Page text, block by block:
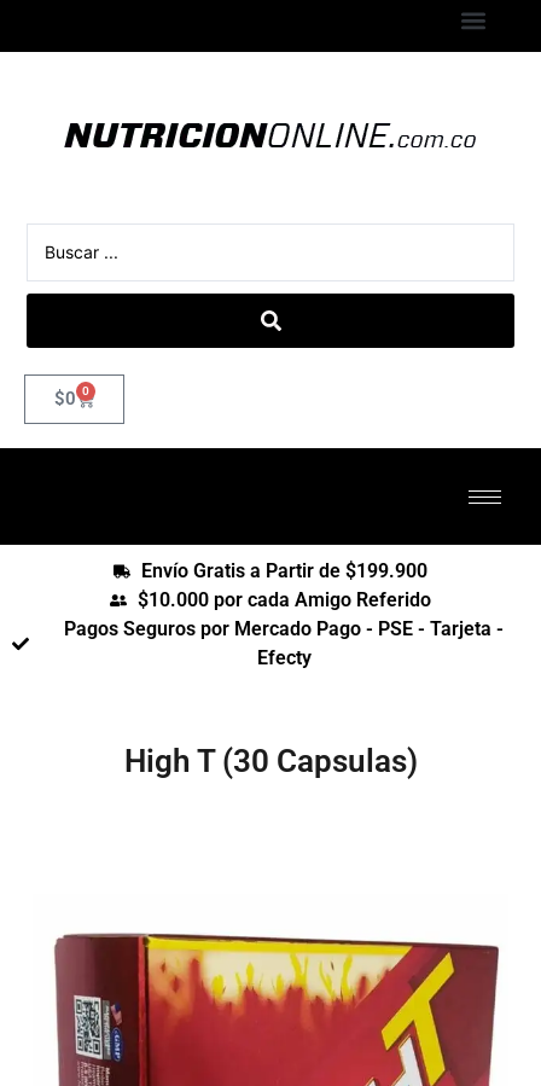
$0 0
Envío Gratis a Partir de $199.900
$10.000 por cada Amigo Referido
Pagos Seguros por Mercado Pago - PSE - Tarjeta -
Efecty
High T (30 Capsulas)